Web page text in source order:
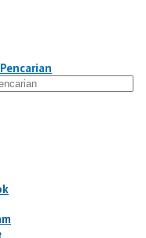
Pencarian